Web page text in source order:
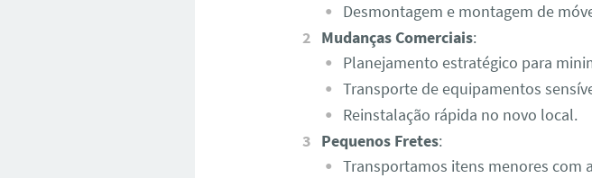
Desmontagem e montagem de
Mudanças Comerciais:
Planejamento estratégico para
Transporte de equipamentos
Reinstalação rápida no novo local.
Pequenos Fretes:
Transportamos itens menores com